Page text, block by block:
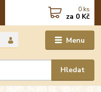
Menu
Hledat
0 ks
za 0 Kč